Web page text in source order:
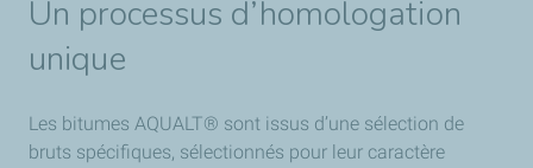
Un processus d’homologation
unique
Les bitumes AQUALT® sont issus d’une sélection de
bruts spécifiques, sélectionnés pour leur caractère